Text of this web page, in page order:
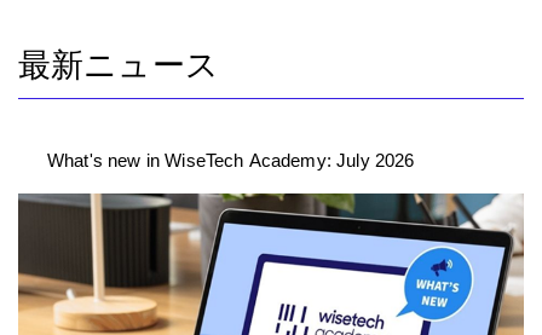
最新ニュース
What's new in WiseTech Academy: July 2026